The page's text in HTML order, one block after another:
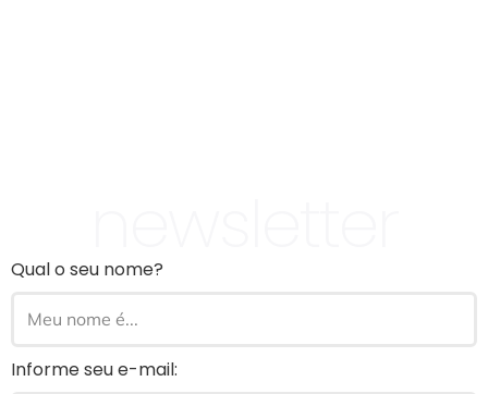
Qual o seu nome?
Informe seu e-mail: